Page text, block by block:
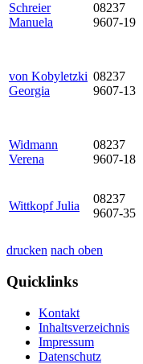
Schreier
Manuela
08237
9607-19
von Kobyletzki
Georgia
08237
9607-13
Widmann
Verena
08237
9607-18
Wittkopf Julia
08237
9607-35
drucken nach oben
Quicklinks
Kontakt
Inhaltsverzeichnis
Impressum
Datenschutz